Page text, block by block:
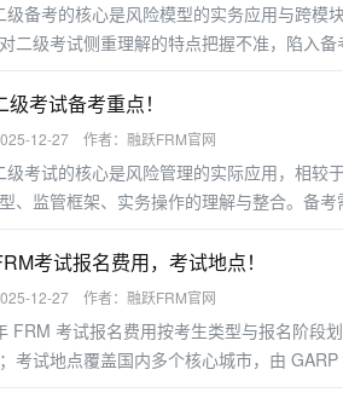
级备考的核心是风险模型的实务应用与跨模
二级考试侧重理解的特点把握不准，陷入
级考试备考重点！
12-27 作者：融跃FRM官网
级考试的核心是风险管理的实际应用，相较
、监管框架、实务操作的理解与整合。备
考试报名费用，考试地点！
12-27 作者：融跃FRM官网
FRM 考试报名费用按考生类型与报名阶段
考试地点覆盖国内多个核心城市，由 GARP